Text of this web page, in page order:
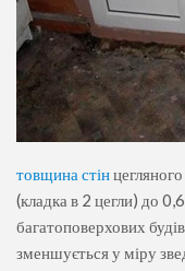
товщина стін
(кладка в 2 цегли) до
багатоповерхових
зменшується у міру